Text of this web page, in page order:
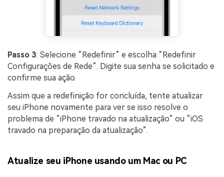
Passo 3: Selecione “Redefinir” e escolha “Redefinir
Configurações de Rede”. Digite sua senha se solicitado e
confirme sua ação.
Assim que a redefinição for concluída, tente atualizar
seu iPhone novamente para ver se isso resolve o
problema de “iPhone travado na atualização” ou “iOS
travado na preparação da atualização”.
Atualize seu iPhone usando um Mac ou PC